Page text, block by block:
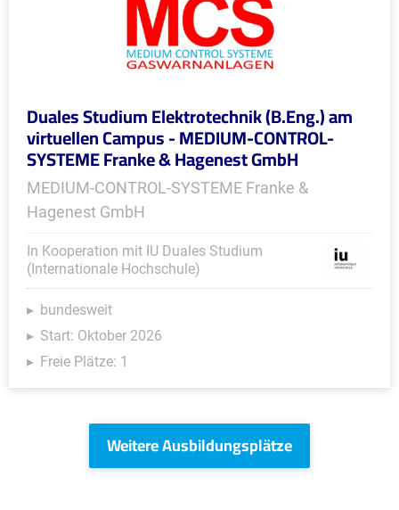
Duales Studium Elektrotechnik (B.Eng.) am
virtuellen Campus - MEDIUM-CONTROL-
SYSTEME Franke & Hagenest GmbH
MEDIUM-CONTROL-SYSTEME Franke &
Hagenest GmbH
In Kooperation mit IU Duales Studium
(Internationale Hochschule)
bundesweit
Start: Oktober 2026
Freie Plätze: 1
Weitere Ausbildungsplätze